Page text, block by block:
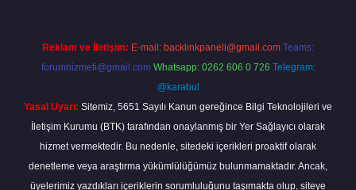
Reklam ve İletişim: E-mail: backlinkpaneli@gmail.com Teams:
forumhizmeti@gmail.com Whatsapp: 0262 606 0 726 Telegram:
@karabul
Yasal Uyarı: Sitemiz, 5651 Sayılı Kanun gereğince Bilgi Teknolojileri ve
İletişim Kurumu (BTK) tarafından onaylanmış bir Yer Sağlayıcı olarak
hizmet vermektedir. Bu nedenle, sitedeki içerikleri proaktif olarak
denetleme veya araştırma yükümlülüğümüz bulunmamaktadır. Ancak,
üyelerimiz yazdıkları içeriklerin sorumluluğunu taşımakta olup, siteye